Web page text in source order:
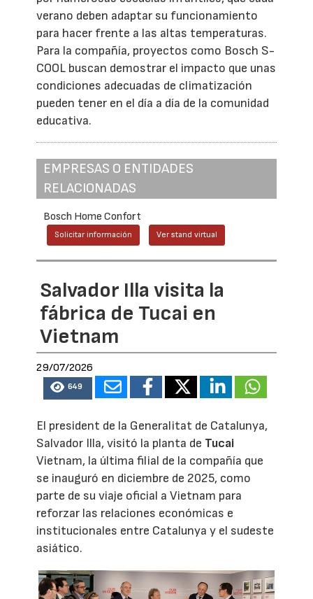
verano deben adaptar su funcionamiento
para hacer frente a las altas temperaturas.
Para la compañía, proyectos como Bosch S-
COOL buscan demostrar el impacto que unas
condiciones adecuadas de climatización
pueden tener en el día a día de la comunidad
educativa.
EMPRESAS O ENTIDADES
RELACIONADAS
Bosch Home Confort
Solicitar información Ver stand virtual
Salvador Illa visita la
fábrica de Tucai en
Vietnam
29/07/2026
649
El president de la Generalitat de Catalunya,
Salvador Illa, visitó la planta de Tucai
Vietnam, la última filial de la compañía que
se inauguró en diciembre de 2025, como
parte de su viaje oficial a Vietnam para
reforzar las relaciones económicas e
institucionales entre Catalunya y el sudeste
asiático.